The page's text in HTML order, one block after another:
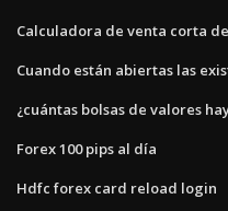
Calculadora de venta corta
Cuando están abiertas las
¿cuántas bolsas de valores
Forex 100 pips al día
Hdfc forex card reload login